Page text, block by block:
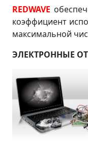
REDWAVE
коэффициент
максимальной
ЭЛЕКТРОННЫЕ